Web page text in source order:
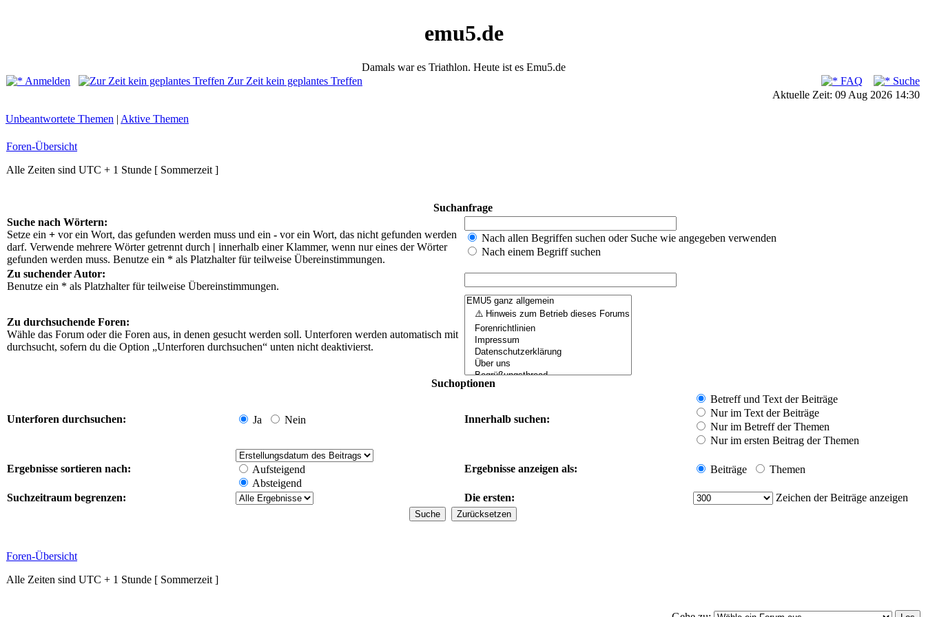
emu5.de
Damals war es Triathlon. Heute ist es Emu5.de
Anmelden
Zur Zeit kein geplantes Treffen FAQ
Suche
Aktuelle Zeit: 09 Aug 2026 14:30
Unbeantwortete Themen | Aktive Themen
Foren-Übersicht
Alle Zeiten sind UTC + 1 Stunde [ Sommerzeit ]
Suchanfrage
Suche nach Wörtern:
Setze ein + vor ein Wort, das gefunden werden muss und ein - vor ein Wort, das nicht gefunden werden
darf. Verwende mehrere Wörter getrennt durch | innerhalb einer Klammer, wenn nur eines der Wörter
gefunden werden muss. Benutze ein * als Platzhalter für teilweise Übereinstimmungen.
Nach allen Begriffen suchen oder Suche wie angegeben verwenden
Nach einem Begriff suchen
Zu suchender Autor:
Benutze ein * als Platzhalter für teilweise Übereinstimmungen.
Zu durchsuchende Foren:
Wähle das Forum oder die Foren aus, in denen gesucht werden soll. Unterforen werden automatisch mit
durchsucht, sofern du die Option „Unterforen durchsuchen“ unten nicht deaktivierst.
Suchoptionen
Unterforen durchsuchen: Ja Nein Innerhalb suchen:
Betreff und Text der Beiträge
Nur im Text der Beiträge
Nur im Betreff der Themen
Nur im ersten Beitrag der Themen
Ergebnisse sortieren nach:
Aufsteigend
Absteigend
Ergebnisse anzeigen als: Beiträge Themen
Suchzeitraum begrenzen: Die ersten: Zeichen der Beiträge anzeigen
Foren-Übersicht
Alle Zeiten sind UTC + 1 Stunde [ Sommerzeit ]